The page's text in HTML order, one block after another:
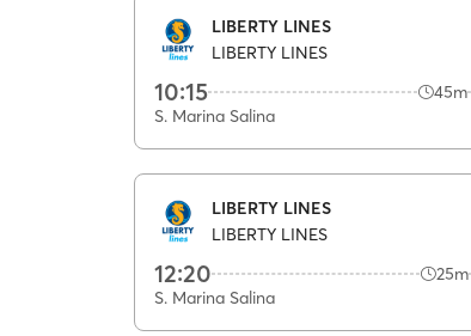
LIBERTY LINES
LIBERTY LINES
10:15 45m
S. Marina Salina
LIBERTY LINES
LIBERTY LINES
12:20 25m
S. Marina Salina